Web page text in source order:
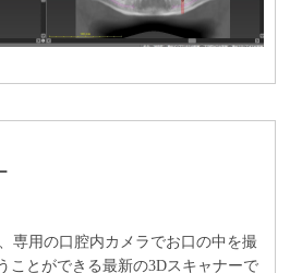
専用の口腔内カメラでお口の中を撮
ことができる最新の3Dスキャナーで